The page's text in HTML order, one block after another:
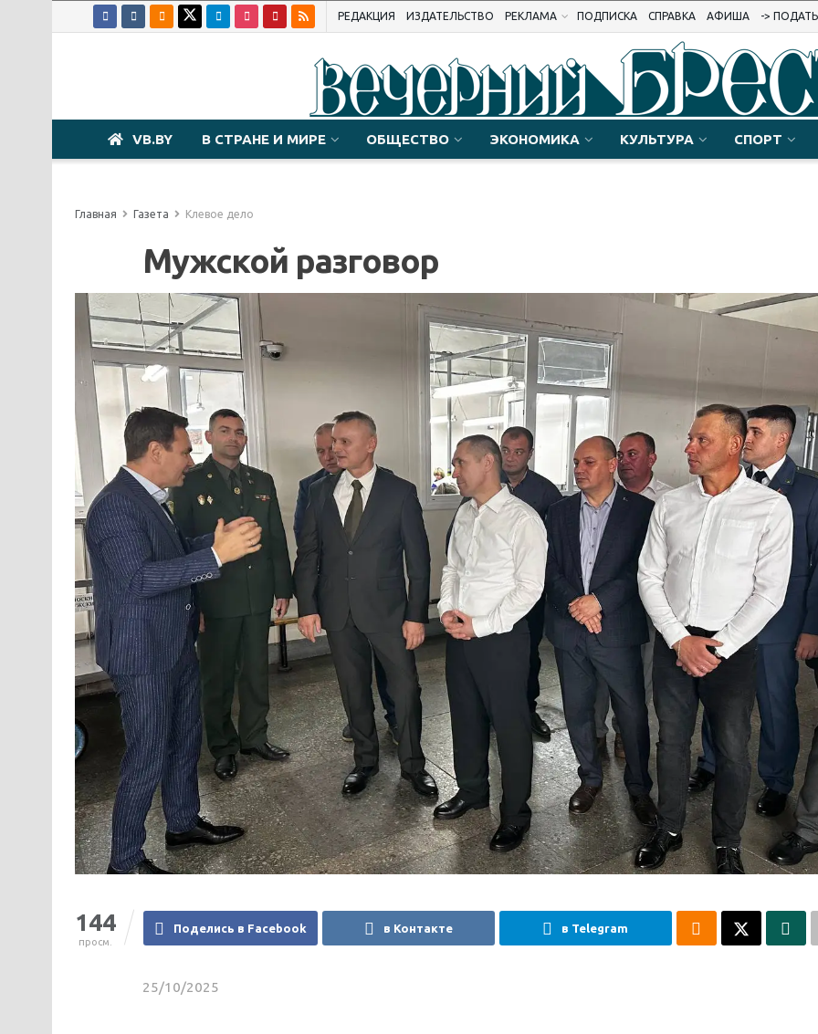
РЕДАКЦИЯ ИЗДАТЕЛЬСТВО РЕКЛАМА ПОДПИСКА СПРАВКА АФИША ->
VB.BY В СТРАНЕ И МИРЕ ОБЩЕСТВО ЭКОНОМИКА КУЛЬТУРА СПОРТ
Главная Газета Клевое дело
Мужской разговор
144
просм.
Поделись в Facebook в Контакте в Telegram
25/10/2025